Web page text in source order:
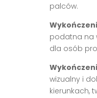
palców.
podatna na
dla osób
wizualny i
kierunkach,